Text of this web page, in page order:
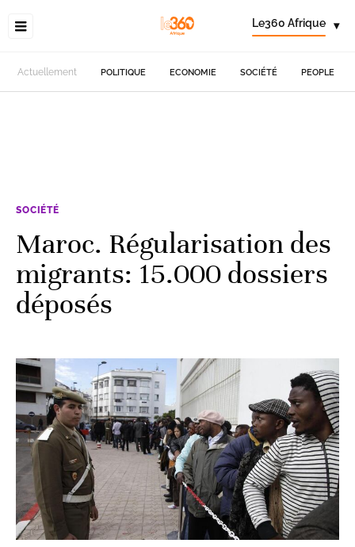
Le360 Afrique ▾
Actuellement POLITIQUE ECONOMIE SOCIÉTÉ PEOPLE
SOCIÉTÉ
Maroc. Régularisation des
migrants: 15.000 dossiers
déposés